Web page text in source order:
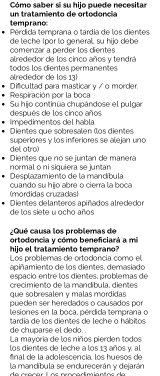
Cómo saber si su hijo puede necesitar
un tratamiento de ortodoncia
temprano:
Pérdida temprana o tardía de los dientes
de leche (por lo general, su hijo debe
comenzar a perder los dientes
alrededor de los cinco años y tendrá
todos los dientes permanentes
alrededor de los 13)
Dificultad para masticar y / o morder.
Respiración por la boca
Su hijo continúa chupándose el pulgar
después de los cinco años
Impedimentos del habla
Dientes que sobresalen (los dientes
superiores y los inferiores se alejan uno
del otro)
Dientes que no se juntan de manera
normal o ni siquiera se juntan
Desplazamiento de la mandíbula
cuando su hijo abre o cierra la boca
(mordidas cruzadas)
Dientes delanteros apiñados alrededor
de los siete u ocho años
¿Qué causa los problemas de
ortodoncia y cómo beneficiará a mi
hijo el tratamiento temprano?
Los problemas de ortodoncia como el
apiñamiento de los dientes, demasiado
espacio entre los dientes, problemas de
crecimiento de la mandíbula, dientes
que sobresalen y malas mordidas
pueden ser heredados o causados por
lesiones en la boca, pérdida temprana o
tardía de los dientes de leche o hábitos
de chuparse el dedo. .
La mayoría de los niños pierden todos
los dientes de leche a los 13 años y, al
final de la adolescencia, los huesos de
la mandíbula se endurecerán y dejarán